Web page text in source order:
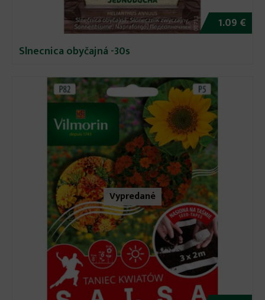
1.09 €
Slnecnica obyčajná -30s
Vypredané